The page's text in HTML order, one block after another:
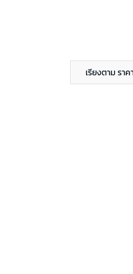
เรียงตาม รา